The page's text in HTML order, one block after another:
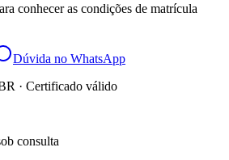
conhecer as condições de matrícula
Dúvida no WhatsApp
· Certificado válido
consulta